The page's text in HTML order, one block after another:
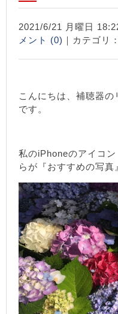
2021/6/21 月曜日
メント (0) ｜カテゴリ：
こんにちは、補聴器
です。
私のiPhoneのアイコ
らが『おすすめの写真